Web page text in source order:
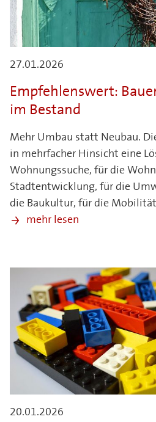
27.01.2026
Empfehlenswert:
im Bestand
Mehr Umbau statt Neubau.
in mehrfacher Hinsicht eine
Wohnungssuche, für die
Stadtentwicklung, für die
die Baukultur, für die Mobilität
mehr lesen
20.01.2026